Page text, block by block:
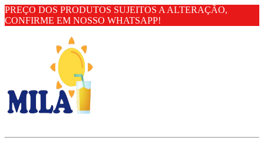
PREÇO DOS PRODUTOS SUJEITOS A ALTERAÇÃO,
CONFIRME EM NOSSO WHATSAPP!